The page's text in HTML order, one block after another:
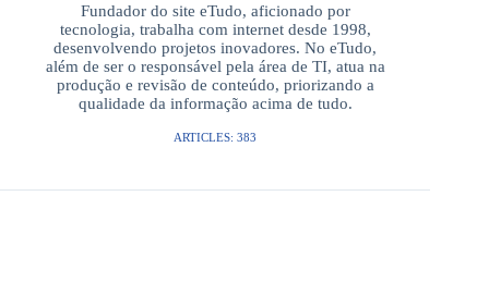
Fundador do site eTudo, aficionado por
tecnologia, trabalha com internet desde 1998,
desenvolvendo projetos inovadores. No eTudo,
além de ser o responsável pela área de TI, atua na
produção e revisão de conteúdo, priorizando a
qualidade da informação acima de tudo.
ARTICLES: 383